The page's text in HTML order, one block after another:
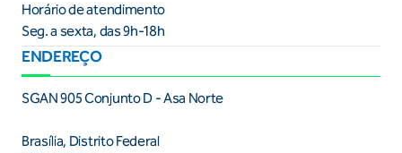
Horário de atendimento
Seg. a sexta, das 9h-18h
ENDEREÇO
SGAN 905 Conjunto D - Asa Norte
Brasília, Distrito Federal